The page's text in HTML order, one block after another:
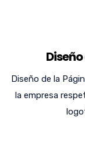
Diseño de la
la empresa